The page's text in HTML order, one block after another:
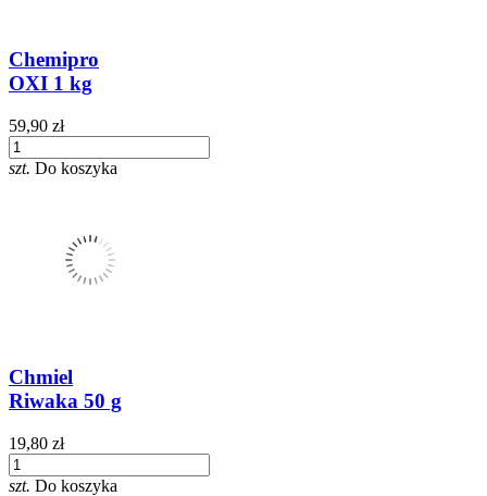
Chemipro
OXI 1 kg
59,90 zł
szt. Do koszyka
Chmiel
Riwaka 50 g
19,80 zł
szt. Do koszyka